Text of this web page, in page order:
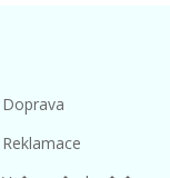
Doprava
Reklamace